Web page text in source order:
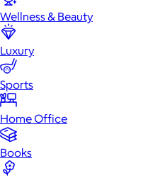
Wellness & Beauty
Luxury
Sports
Home Office
Books